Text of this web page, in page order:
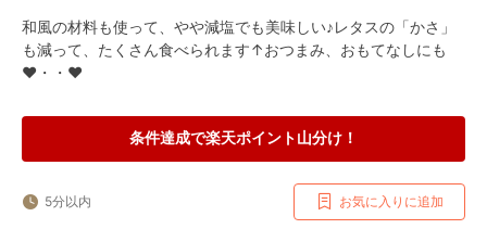
和風の材料も使って、やや減塩でも美味しい♪レタスの「かさ」
も減って、たくさん食べられます↑おつまみ、おもてなしにも
❤・・❤
条件達成で楽天ポイント山分け！
5分以内 お気に入りに追加